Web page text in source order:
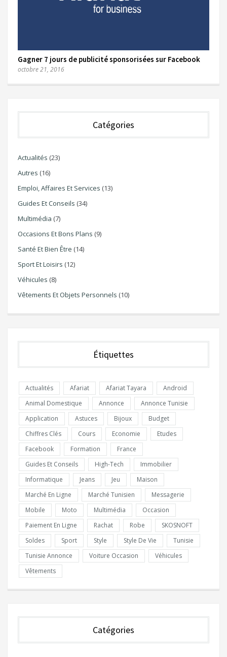
Gagner 7 jours de publicité sponsorisées sur Facebook
octobre 21, 2016
Catégories
Actualités (23)
Autres (16)
Emploi, Affaires Et Services (13)
Guides Et Conseils (34)
Multimédia (7)
Occasions Et Bons Plans (9)
Santé Et Bien Être (14)
Sport Et Loisirs (12)
Véhicules (8)
Vêtements Et Objets Personnels (10)
Étiquettes
Actualités Afariat Afariat Tayara
Android
Animal Domestique
Annonce
Annonce Tunisie
Application
Astuces Bijoux
Budget
Chiffres Clés
Cours Economie
Etudes
Facebook
Formation
France
Guides Et Conseils
High-Tech
Immobilier
Informatique
Jeans Jeu
Maison
Marché En Ligne
Marché Tunisien
Messagerie
Mobile
Moto Multimédia
Occasion
Paiement En Ligne
Rachat Robe
SKOSNOFT
Soldes
Sport Style Style De Vie
Tunisie
Tunisie Annonce
Voiture Occasion
Véhicules
Vêtements
Catégories